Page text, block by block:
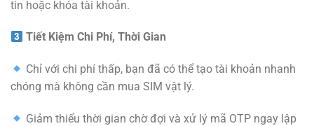
tin hoặc khóa tài khoản.
Tiết Kiệm Chi Phí, Thời Gian
Chỉ với chi phí thấp, bạn đã có thể tạo tài khoản nhanh
chóng mà không cần mua SIM vật lý.
Giảm thiểu thời gian chờ đợi và xử lý mã OTP ngay lập